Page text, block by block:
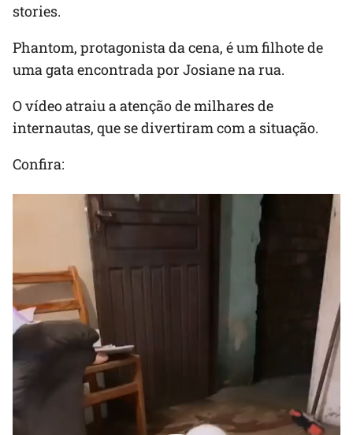
stories.
Phantom, protagonista da cena, é um filhote de
uma gata encontrada por Josiane na rua.
O vídeo atraiu a atenção de milhares de
internautas, que se divertiram com a situação.
Confira: